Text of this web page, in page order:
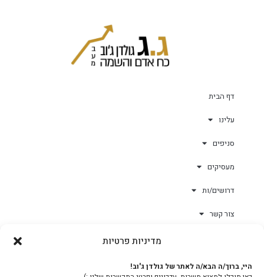
מדיניות פרטיות
היי, ברוך/ה הבא/ה לאתר של גולדן ג'וב!
דף הבית
עלינו
סניפים
מעסיקים
דרושים/ות
צור קשר